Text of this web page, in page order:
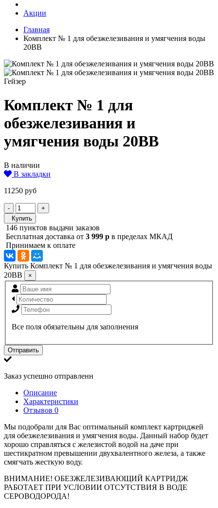
Акции
Главная
Комплект № 1 для обезжелезивания и умягчения воды
20ВВ
Гейзер
Комплект № 1 для
обезжелезивания и
умягчения воды 20ВВ
В наличии
В закладки
11250 руб
-
+
Купить
146 пунктов выдачи заказов
Бесплатная доставка от 3 999 р в пределах МКАД
Принимаем к оплате
Купить Комплект № 1 для обезжелезивания и умягчения воды
20ВВ
×
Все поля обязательны для заполнения
Отправить
Заказ успешно отправленн
Описание
Характеристики
Отзывов 0
Мы подобрали для Вас оптимальный комплект картриджей
для обезжелезивания и умягчения воды. Данный набор будет
хорошо справляться с железистой водой на даче при
шестикратном превышении двухвалентного железа, а также
смягчать жесткую воду.
ВНИМАНИЕ! ОБЕЗЖЕЛЕЗИВАЮЩИЙ КАРТРИДЖ
РАБОТАЕТ ПРИ УСЛОВИИ ОТСУТСТВИЯ В ВОДЕ
СЕРОВОДОРОДА!